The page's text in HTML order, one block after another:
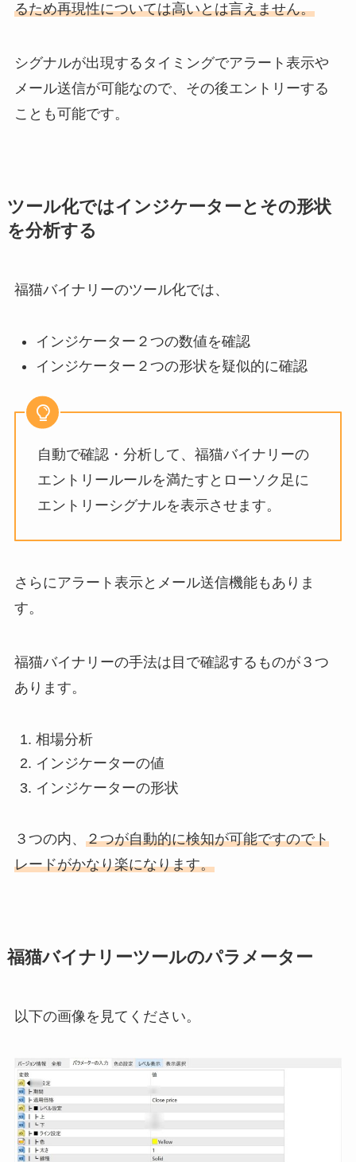
るため再現性については高いとは言えません。
シグナルが出現するタイミングでアラート表示や
メール送信が可能なので、その後エントリーする
ことも可能です。
ツール化ではインジケーターとその形状
を分析する
福猫バイナリーのツール化では、
インジケーター２つの数値を確認
インジケーター２つの形状を疑似的に確認
自動で確認・分析して、福猫バイナリーの
エントリールールを満たすとローソク足に
エントリーシグナルを表示させます。
さらにアラート表示とメール送信機能もありま
す。
福猫バイナリーの手法は目で確認するものが３つ
あります。
相場分析
インジケーターの値
インジケーターの形状
３つの内、 ２つが自動的に検知が可能ですのでト
レードがかなり楽になります。
福猫バイナリーツールのパラメーター
以下の画像を見てください。